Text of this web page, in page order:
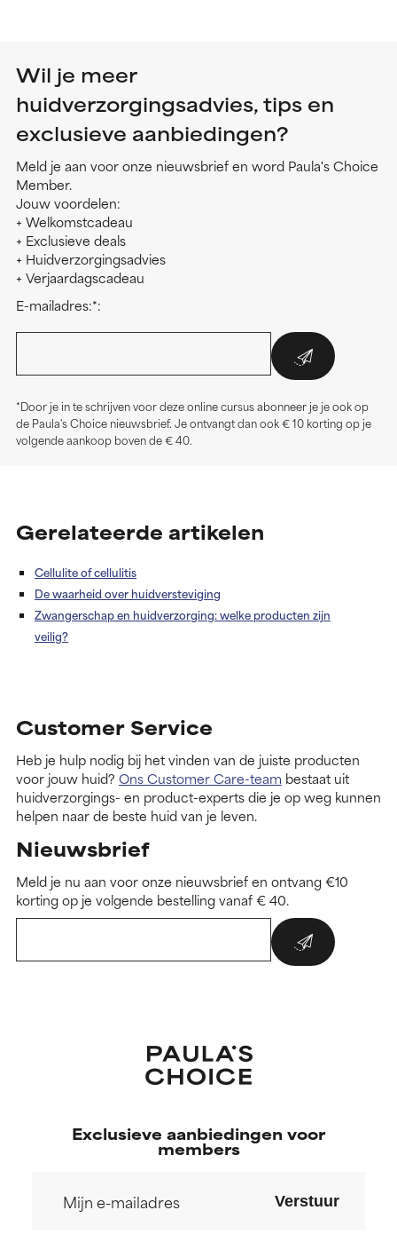
Wil je meer
huidverzorgingsadvies, tips en
exclusieve aanbiedingen?
Meld je aan voor onze nieuwsbrief en word Paula's Choice
Member.
Jouw voordelen:
+ Welkomstcadeau
+ Exclusieve deals
+ Huidverzorgingsadvies
+ Verjaardagscadeau
E-mailadres:*:
*Door je in te schrijven voor deze online cursus abonneer je je ook op
de Paula's Choice nieuwsbrief. Je ontvangt dan ook € 10 korting op je
volgende aankoop boven de € 40.
Gerelateerde artikelen
Cellulite of cellulitis
De waarheid over huidversteviging
Zwangerschap en huidverzorging: welke producten zijn
veilig?
Customer Service
Heb je hulp nodig bij het vinden van de juiste producten
voor jouw huid? Ons Customer Care-team bestaat uit
huidverzorgings- en product-experts die je op weg kunnen
helpen naar de beste huid van je leven.
Nieuwsbrief
Meld je nu aan voor onze nieuwsbrief en ontvang €10
korting op je volgende bestelling vanaf € 40.
Exclusieve aanbiedingen voor
members
Verstuur